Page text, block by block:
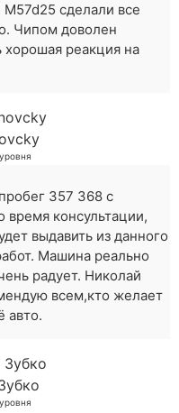
сделали все
Чипом доволен
хорошая реакция на
357 368 с
время консультации,
выдавить из данного
Машина реально
радует. Николай
всем,кто желает
авто.